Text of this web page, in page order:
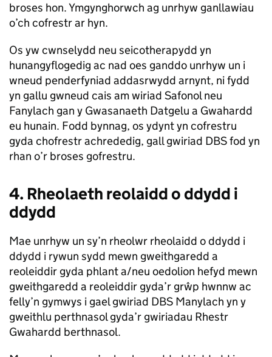
broses hon. Ymgynghorwch ag unrhyw ganllawiau
o’ch cofrestr ar hyn.
Os yw cwnselydd neu seicotherapydd yn
hunangyflogedig ac nad oes ganddo unrhyw un i
wneud penderfyniad addasrwydd arnynt, ni fydd
yn gallu gwneud cais am wiriad Safonol neu
Fanylach gan y Gwasanaeth Datgelu a Gwahardd
eu hunain. Fodd bynnag, os ydynt yn cofrestru
gyda chofrestr achrededig, gall gwiriad DBS fod yn
rhan o’r broses gofrestru.
4. Rheolaeth reolaidd o ddydd i
ddydd
Mae unrhyw un sy’n rheolwr rheolaidd o ddydd i
ddydd i rywun sydd mewn gweithgaredd a
reoleiddir gyda phlant a/neu oedolion hefyd mewn
gweithgaredd a reoleiddir gyda’r grŵp hwnnw ac
felly’n gymwys i gael gwiriad DBS Manylach yn y
gweithlu perthnasol gyda’r gwiriadau Rhestr
Gwahardd berthnasol.